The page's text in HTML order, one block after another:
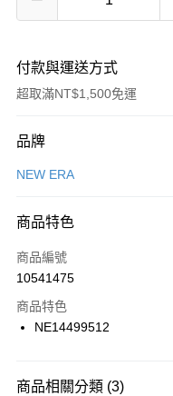
付款與運送方式
超取滿NT$1,500免運
付款方式
信用卡一次付款
合作金庫商業銀行
華南商業銀行
上海商業儲蓄銀行
國泰世華商業銀行
聯邦商業銀行
LINE Pay
Apple Pay
品牌
NEW ERA
商品特色
商品編號
10541475
商品特色
NE14499512
商品相關分類 (3)